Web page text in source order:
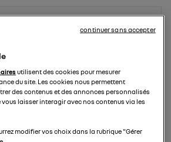
utilisent des cookies pour mesurer
du site. Les cookies nous permettent
des contenus et des annonces personnalisés
laisser interagir avec nos contenus via les
modifier vos choix dans la rubrique "Gérer
continuer sans accepter